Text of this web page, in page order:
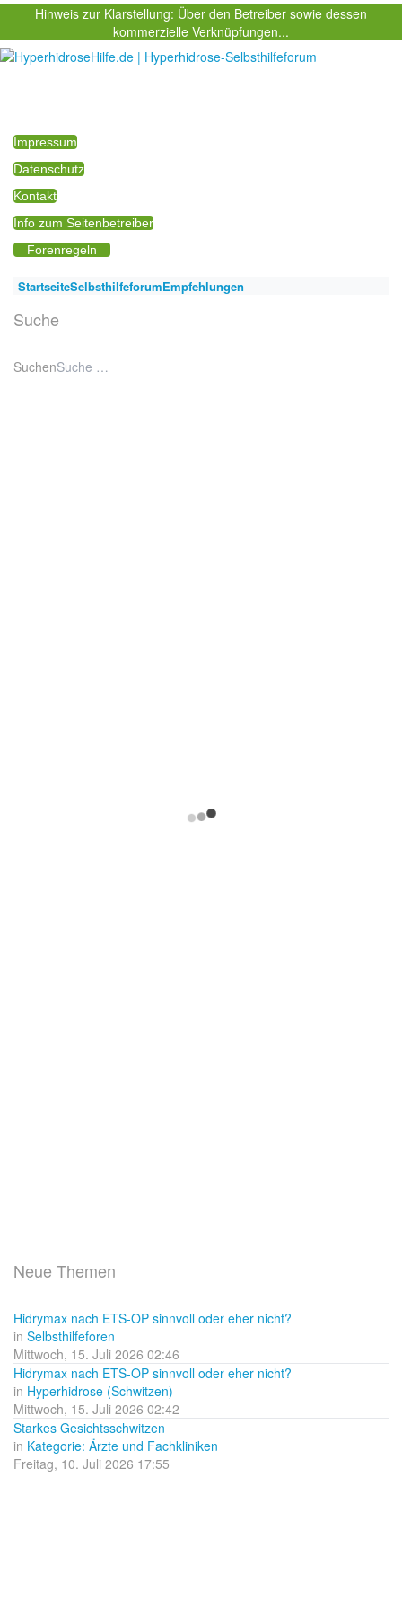
Hinweis zur Klarstellung: Über den Betreiber sowie dessen
kommerzielle Verknüpfungen...
Impressum
Datenschutz
Kontakt
Info zum Seitenbetreiber
Forenregeln
StartseiteSelbsthilfeforumEmpfehlungen
Suche
Suchen
Neue Themen
Hidrymax nach ETS-OP sinnvoll oder eher nicht?
in Selbsthilfeforen
Mittwoch, 15. Juli 2026 02:46
Hidrymax nach ETS-OP sinnvoll oder eher nicht?
in Hyperhidrose (Schwitzen)
Mittwoch, 15. Juli 2026 02:42
Starkes Gesichtsschwitzen
in Kategorie: Ärzte und Fachkliniken
Freitag, 10. Juli 2026 17:55